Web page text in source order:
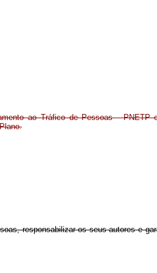
ao Tráfico de Pessoas - PNETP
responsabilizar os seus autores e